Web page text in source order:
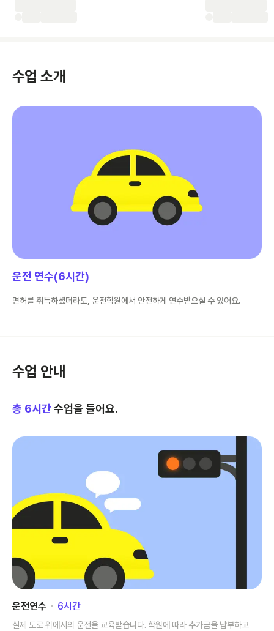
수업 소개
운전 연수(6시간)
면허를 취득하셨더라도, 운전학원에서 안전하게 연수받으실 수 있어요.
수업 안내
총 6시간수업을 들어요.
운전연수 ･ 6시간
실제 도로 위에서의 운전을 교육받습니다. 학원에 따라 추가금을 납부하고